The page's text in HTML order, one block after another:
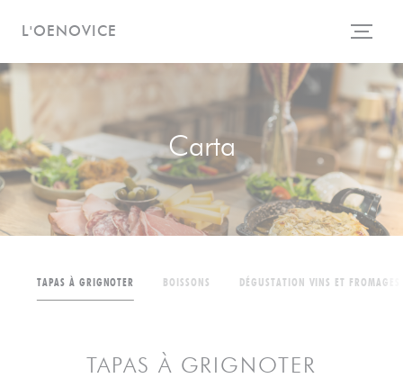
L'OENOVICE
Carta
TAPAS À GRIGNOTER BOISSONS DÉGUSTATION VINS ET FROMAGES
TAPAS À GRIGNOTER